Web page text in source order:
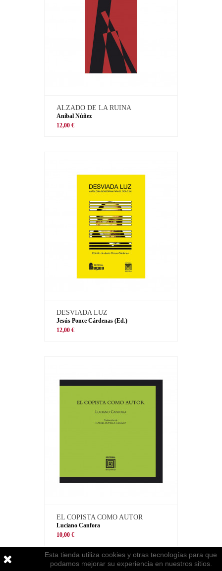
ALZADO DE LA RUINA
Aníbal Núñez
12,00 €
DESVIADA LUZ
Jesús Ponce Cárdenas (Ed.)
12,00 €
EL COPISTA COMO AUTOR
Luciano Canfora
10,00 €
Esta tienda utiliza cookies y otras tecnologías para que
podamos mejorar su experiencia en nuestros sitios.